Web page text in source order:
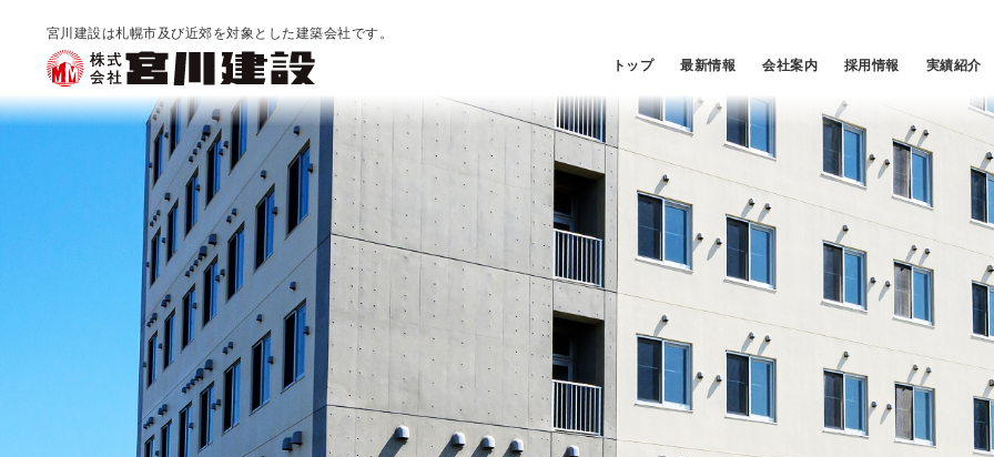
宮川建設は札幌市及び近郊を対象とした建築会社です。
トップ
最新情報 会社案内 採用情報 実績紹介